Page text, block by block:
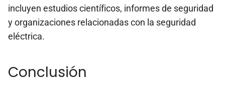
incluyen estudios científicos, informes de seguridad
y organizaciones relacionadas con la seguridad
eléctrica.
Conclusión